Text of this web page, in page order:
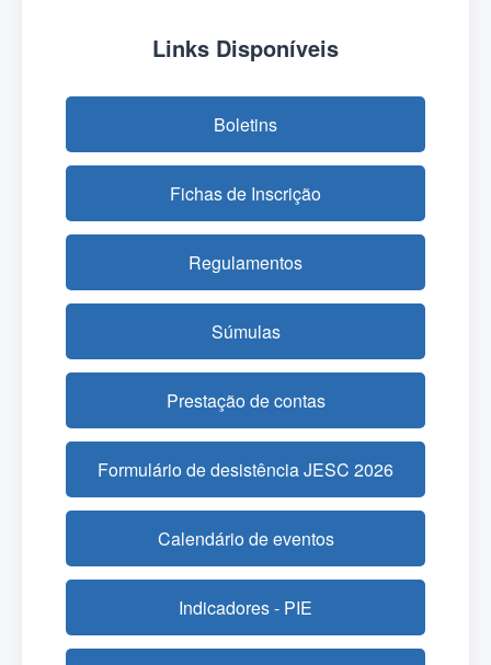
Links Disponíveis
Boletins
Fichas de Inscrição
Regulamentos
Súmulas
Prestação de contas
Formulário de desistência JESC 2026
Calendário de eventos
Indicadores - PIE